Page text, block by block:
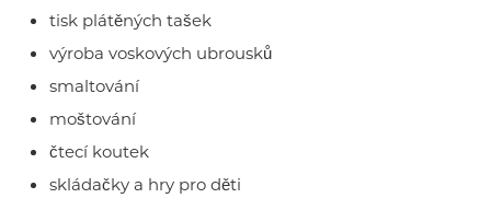
tisk plátěných tašek
výroba voskových ubrousků
smaltování
moštování
čtecí koutek
skládačky a hry pro děti